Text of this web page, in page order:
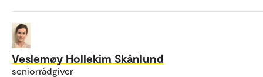
Veslemøy Hollekim Skånlund
seniorrådgiver